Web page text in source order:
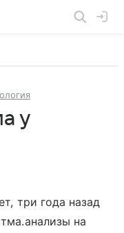
у
три года назад
на